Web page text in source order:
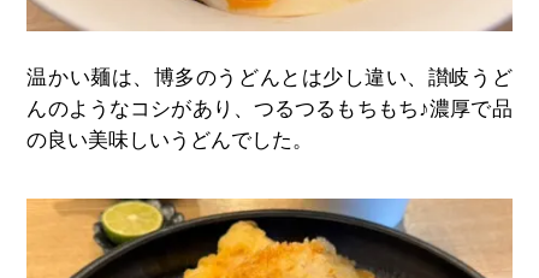
温かい麺は、博多のうどんとは少し違い、讃岐うど
んのようなコシがあり、つるつるもちもち♪濃厚で品
の良い美味しいうどんでした。